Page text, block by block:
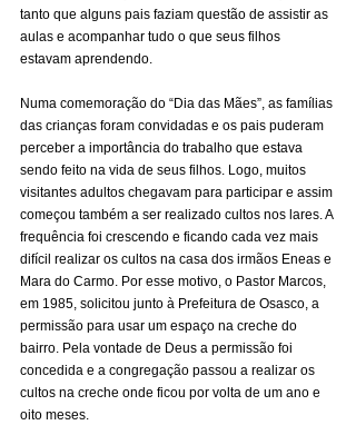
tanto que alguns pais faziam questão de assistir as
aulas e acompanhar tudo o que seus filhos
estavam aprendendo.
Numa comemoração do “Dia das Mães”, as famílias
das crianças foram convidadas e os pais puderam
perceber a importância do trabalho que estava
sendo feito na vida de seus filhos. Logo, muitos
visitantes adultos chegavam para participar e assim
começou também a ser realizado cultos nos lares. A
frequência foi crescendo e ficando cada vez mais
difícil realizar os cultos na casa dos irmãos Eneas e
Mara do Carmo. Por esse motivo, o Pastor Marcos,
em 1985, solicitou junto à Prefeitura de Osasco, a
permissão para usar um espaço na creche do
bairro. Pela vontade de Deus a permissão foi
concedida e a congregação passou a realizar os
cultos na creche onde ficou por volta de um ano e
oito meses.